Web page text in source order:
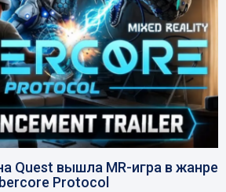
Quest вышла MR-игра в жанре
Protocol